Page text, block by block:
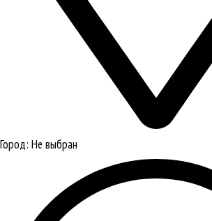
Город: Не выбран